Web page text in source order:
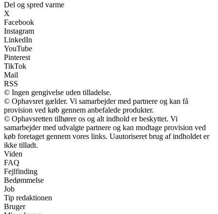
Del og spred varme
X
Facebook
Instagram
LinkedIn
YouTube
Pinterest
TikTok
Mail
RSS
© Ingen gengivelse uden tilladelse.
© Ophavsret gælder. Vi samarbejder med partnere og kan få
provision ved køb gennem anbefalede produkter.
© Ophavsretten tilhører os og alt indhold er beskyttet. Vi
samarbejder med udvalgte partnere og kan modtage provision ved
køb foretaget gennem vores links. Uautoriseret brug af indholdet er
ikke tilladt.
Viden
FAQ
Fejlfinding
Bedømmelse
Job
Tip redaktionen
Bruger